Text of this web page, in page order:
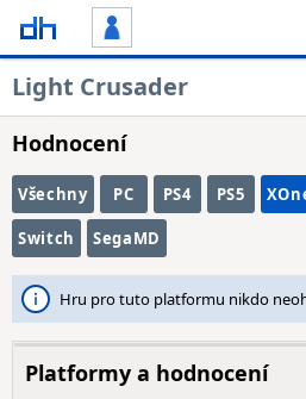
Light Crusader
Hodnocení
Všechny PC PS4 PS5
Switch SegaMD
Hru pro tuto platformu nikdo
Platformy a hodnocení